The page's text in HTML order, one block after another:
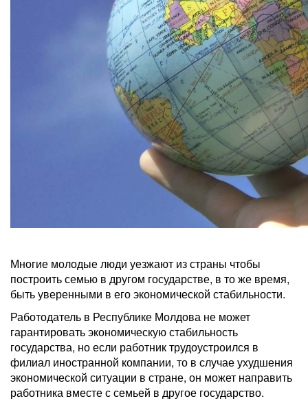
Многие молодые люди уезжают из страны чтобы
построить семью в другом государстве, в то же время,
быть уверенными в его экономической стабильности.
Работодатель в Республике Молдова не может
гарантировать экономическую стабильность
государства, но если работник трудоустроился в
филиал иностранной компании, то в случае ухудшения
экономической ситуации в стране, он может направить
работника вместе с семьей в другое государство.